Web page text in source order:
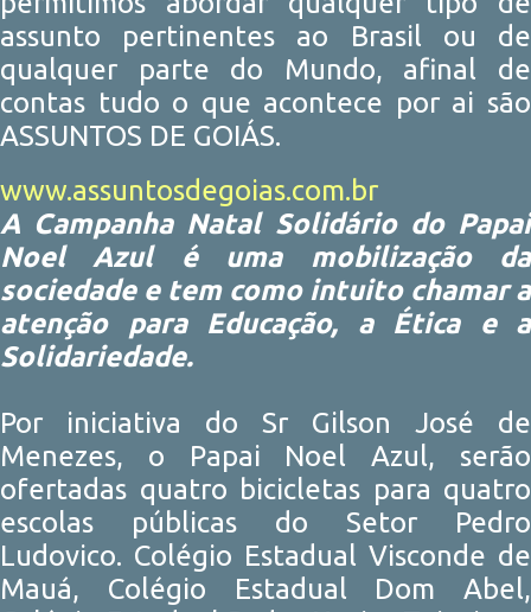
assunto pertinentes ao Brasil ou de
qualquer parte do Mundo, afinal de
contas tudo o que acontece por ai são
ASSUNTOS DE GOIÁS.
www.assuntosdegoias.com.br
A Campanha Natal Solidário do Papai
Noel Azul é uma mobilização da
sociedade e tem como intuito chamar a
atenção para Educação, a Ética e a
Solidariedade.
Por iniciativa do Sr Gilson José de
Menezes, o Papai Noel Azul, serão
ofertadas quatro bicicletas para quatro
escolas públicas do Setor Pedro
Ludovico. Colégio Estadual Visconde de
Mauá, Colégio Estadual Dom Abel,